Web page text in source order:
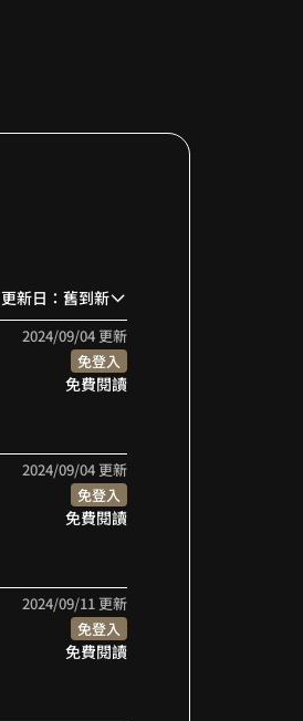
更新日：舊到新
2024/09/04 更新
免登入
免費閱讀
2024/09/04 更新
免登入
免費閱讀
2024/09/11 更新
免登入
免費閱讀